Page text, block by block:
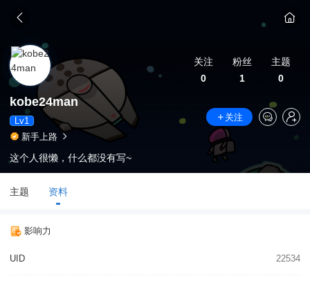
关注
0
粉丝
1
主题
0
kobe24man
Lv1
关注
新手上路
这个人很懒，什么都没有写~
主题 资料
影响力
UID 22534